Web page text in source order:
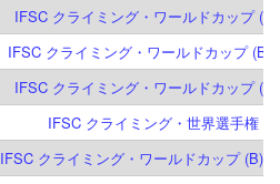
IFSC クライミング・ワールドカップ
IFSC クライミング・ワールドカップ (B)
IFSC クライミング・ワールドカップ
IFSC クライミング・世界選手権
IFSC クライミング・ワールドカップ (B)